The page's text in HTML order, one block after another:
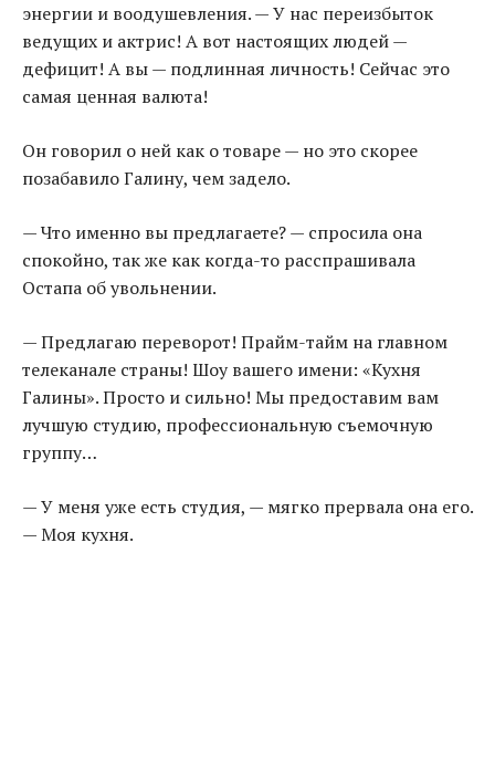
энергии и воодушевления. — У нас переизбыток
ведущих и актрис! А вот настоящих людей —
дефицит! А вы — подлинная личность! Сейчас это
самая ценная валюта!
Он говорил о ней как о товаре — но это скорее
позабавило Галину, чем задело.
— Что именно вы предлагаете? — спросила она
спокойно, так же как когда-то расспрашивала
Остапа об увольнении.
— Предлагаю переворот! Прайм-тайм на главном
телеканале страны! Шоу вашего имени: «Кухня
Галины». Просто и сильно! Мы предоставим вам
лучшую студию, профессиональную съемочную
группу…
— У меня уже есть студия, — мягко прервала она его.
— Моя кухня.